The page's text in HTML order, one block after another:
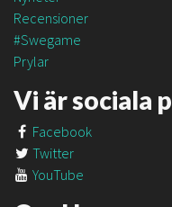
Recensioner
#Swegame
Prylar
Vi är sociala
Facebook
Twitter
YouTube